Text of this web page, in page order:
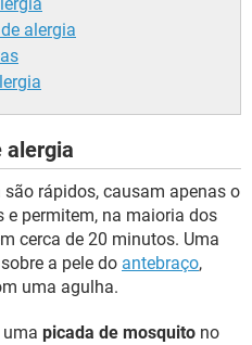
alergia
alergia
rápidos, causam apenas o
e permitem, na maioria dos
cerca de 20 minutos. Uma
a pele do antebraço,
uma agulha.
uma picada de mosquito no